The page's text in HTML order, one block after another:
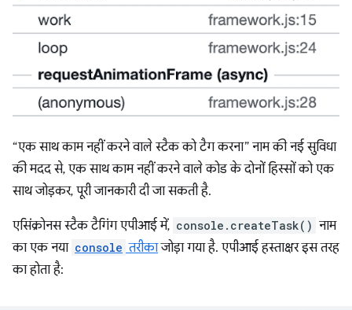
“एक साथ काम नहीं करने वाले स्टैक को टैग करना” नाम की नई सुविधा
की मदद से, एक साथ काम नहीं करने वाले कोड के दोनों हिस्सों को एक
साथ जोड़कर, पूरी जानकारी दी जा सकती है.
एसिंक्रोनस स्टैक टैगिंग एपीआई में, console.createTask() नाम
का एक नया console तरीकाजोड़ा गया है. एपीआई हस्ताक्षर इस तरह
का होता है: